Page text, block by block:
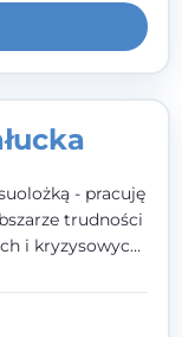
- pracuję
trudności
i kryzysowych,
z